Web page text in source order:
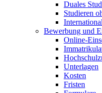
Duales
Studieren
Bewerbung und
Online-
Unterlagen
Kosten
Fristen